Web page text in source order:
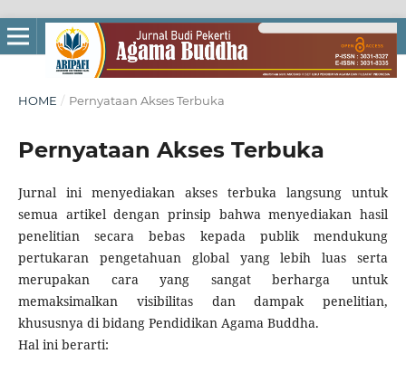
HOME / Pernyataan Akses Terbuka
Pernyataan Akses Terbuka
Jurnal ini menyediakan akses terbuka langsung untuk
semua artikel dengan prinsip bahwa menyediakan hasil
penelitian secara bebas kepada publik mendukung
pertukaran pengetahuan global yang lebih luas serta
merupakan cara yang sangat berharga untuk
memaksimalkan visibilitas dan dampak penelitian,
khususnya di bidang Pendidikan Agama Buddha.
Hal ini berarti: